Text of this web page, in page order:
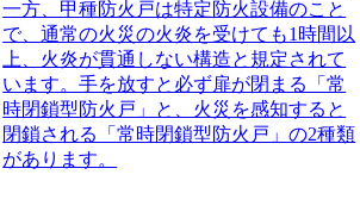
一方、甲種防火戸は特定防火設備のこと
で、通常の火災の火炎を受けても1時間以
上、火炎が貫通しない構造と規定されて
います。手を放すと必ず扉が閉まる「常
時閉鎖型防火戸」と、火災を感知すると
閉鎖される「常時閉鎖型防火戸」の2種類
があります。